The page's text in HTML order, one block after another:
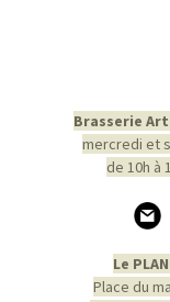
Brasserie
mercredi et
de 10h à
Le
Place du